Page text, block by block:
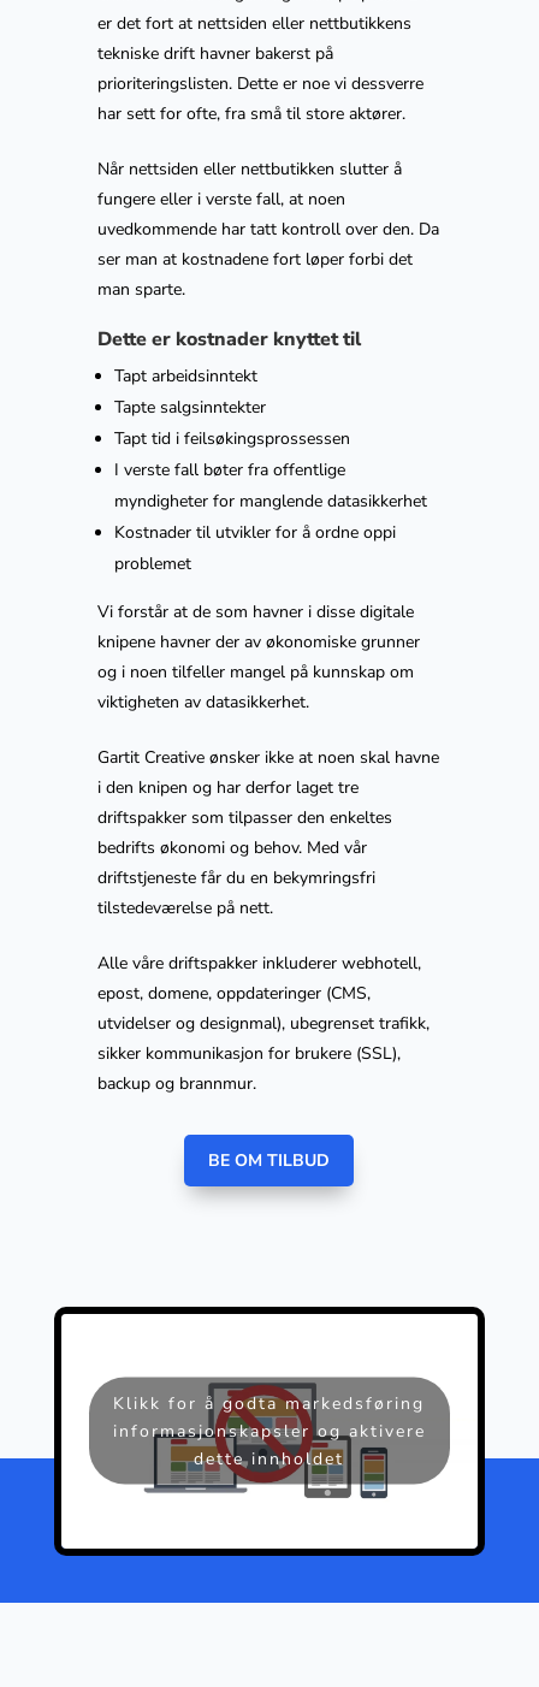
Tjenester
Referanser
Creative
Kontakt oss
er det fort at nettsiden eller nettbutikkens
tekniske drift havner bakerst på
prioriteringslisten. Dette er noe vi dessverre
har sett for ofte, fra små til store aktører.
Når nettsiden eller nettbutikken slutter å
fungere eller i verste fall, at noen
uvedkommende har tatt kontroll over den. Da
ser man at kostnadene fort løper forbi det
man sparte.
Dette er kostnader knyttet til
Tapt arbeidsinntekt
Tapte salgsinntekter
Tapt tid i feilsøkingsprossessen
I verste fall bøter fra offentlige
myndigheter for manglende datasikkerhet
Kostnader til utvikler for å ordne oppi
problemet
Vi forstår at de som havner i disse digitale
knipene havner der av økonomiske grunner
og i noen tilfeller mangel på kunnskap om
viktigheten av datasikkerhet.
Gartit Creative ønsker ikke at noen skal havne
i den knipen og har derfor laget tre
driftspakker som tilpasser den enkeltes
bedrifts økonomi og behov. Med vår
driftstjeneste får du en bekymringsfri
tilstedeværelse på nett.
Alle våre driftspakker inkluderer webhotell,
epost, domene, oppdateringer (CMS,
utvidelser og designmal), ubegrenset trafikk,
sikker kommunikasjon for brukere (SSL),
backup og brannmur.
BE OM TILBUD
Klikk for å godta markedsføring
informasjonskapsler og aktivere
dette innholdet